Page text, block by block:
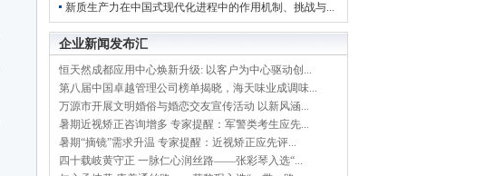
新质生产力在中国式现代化进程中的作用机制、挑战与...
企业新闻发布汇
恒天然成都应用中心焕新升级: 以客户为中心驱动创...
第八届中国卓越管理公司榜单揭晓，海天味业成调味...
万源市开展文明婚俗与婚恋交友宣传活动 以新风涵...
暑期近视矫正咨询增多 专家提醒：军警类考生应先...
暑期“摘镜”需求升温 专家提醒：近视矫正应先评...
四十载岐黄守正 一脉仁心润丝路——张彩琴入选“...